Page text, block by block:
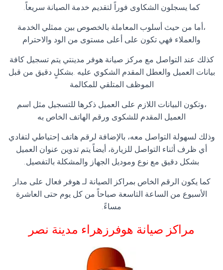
كما يسجلون الشكاوى فوراً لتقديم خدمة الصيانة سريعاً.
،أما من حيث أسلوب المعاملة بالخصوص بين ممثلي الخدمة
والعملاء فهي تكون على أعلى مستوى من الود والاحترام
كذلك عند التواصل مع مركز صيانة هوفر مدينتي يتم تسجيل كافة
بيانات العميل والعطل المقدم الشكوي عليه .بشكلٍ دقيق من قبل
الموظف المتلقي للمكالمة
،وتكون البيانات اللازم على العميل ذكرها للتسجيل مثل اسم
العميل المقدم للشكوى ورقم الهاتف الخاص به
وذلك لسهولة التواصل معه، بالإضافة لرقم هاتف إحتياطي لتفادي
أي ظرف أثناء التواصل للزيارة، أيضاً يتم تدوين عنوان العميل
بشكل دقيق مع نوع وموديل الجهاز والمشكلة بالتفصيل.
كما يكون الرقم الخاص بمراكز الصيانة لـ هوفر فعال على مدار
الأسبوع من الساعة التاسعة صباحاً من كل يوم حتى العاشرة
مساءً.
مراكز صيانة هوفرزهراء مدينة نصر